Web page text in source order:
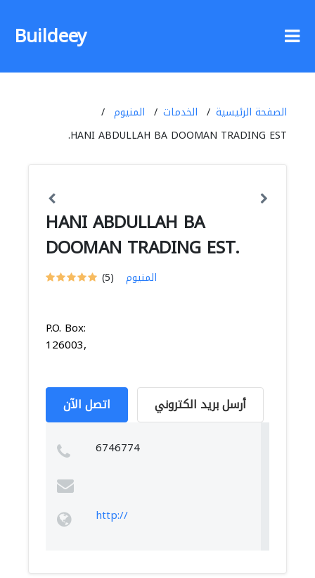
Buildeey
الصفحة الرئيسية الخدمات
المنيوم
HANI ABDULLAH BA DOOMAN TRADING EST.
HANI ABDULLAH BA
DOOMAN TRADING EST.
(5) المنيوم
P.O. Box:
126003,
اتصل الآن أرسل بريد الكتروني
6746774
http://